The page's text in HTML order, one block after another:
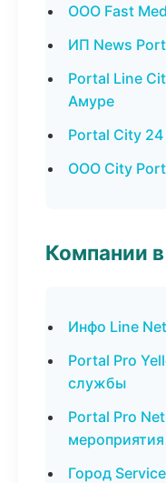
ООО Fast
ИП News
Portal Line
Амуре
Portal City
ООО City
Компании
Инфо Line
Portal Pro
службы
Portal Pro
мероприятия
Город